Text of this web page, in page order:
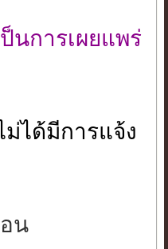
นการเผยแพร่
ได้มีการแจ้ง
น